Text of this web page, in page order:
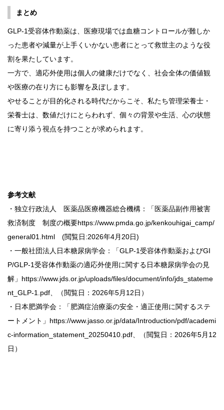
まとめ
GLP-1受容体作動薬は、医療現場では血糖コントロールが難しか
った患者や減量が上手くいかない患者にとって救世主のような役
割を果たしています。
一方で、適応外使用は個人の健康だけでなく、社会全体の価値観
や医療の在り方にも影響を及ぼします。
やせることが目的化される時代だからこそ、私たち管理栄養士・
栄養士は、数値だけにとらわれず、個々の背景や生活、心の状態
に寄り添う視点を持つことが求められます。
参考文献
・独立行政法人 医薬品医療機器総合機構：「医薬品副作用被害
救済制度 制度の概要https://www.pmda.go.jp/kenkouhigai_camp/
general01.html (閲覧日:2026年4月20日)
・一般社団法人日本糖尿病学会：「GLP-1受容体作動薬およびGI
P/GLP-1受容体作動薬の適応外使用に関する日本糖尿病学会の見
解」https://www.jds.or.jp/uploads/files/document/info/jds_stateme
nt_GLP-1.pdf、（閲覧日：2026年5月12日）
・日本肥満学会：「肥満症治療薬の安全・適正使用に関するステ
ートメント」https://www.jasso.or.jp/data/Introduction/pdf/academi
c-information_statement_20250410.pdf、（閲覧日：2026年5月12
日）